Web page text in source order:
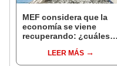
MEF considera que la
economía se viene
recuperando: ¿cuáles
LEER MÁS